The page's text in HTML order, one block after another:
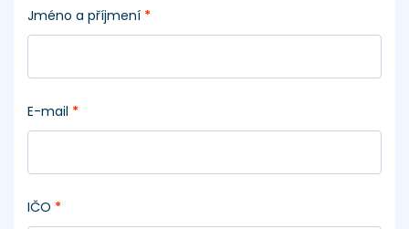
Jméno a příjmení *
E-mail *
IČO *